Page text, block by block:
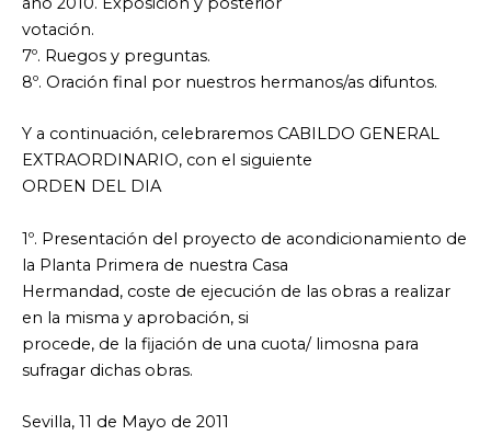
votación.
7º. Ruegos y preguntas.
8º. Oración final por nuestros hermanos/as difuntos.
Y a continuación, celebraremos CABILDO GENERAL
EXTRAORDINARIO, con el siguiente
ORDEN DEL DIA
1º. Presentación del proyecto de acondicionamiento de
la Planta Primera de nuestra Casa
Hermandad, coste de ejecución de las obras a realizar
en la misma y aprobación, si
procede, de la fijación de una cuota/ limosna para
sufragar dichas obras.
Sevilla, 11 de Mayo de 2011